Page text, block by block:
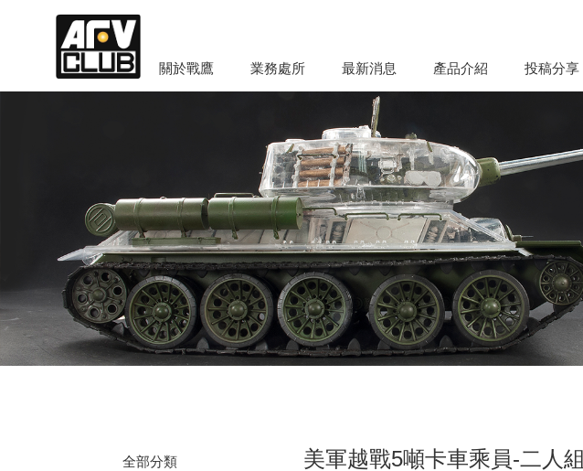
關於戰鷹 業務處所 最新消息 產品介紹 投稿分享
全部分類 美軍越戰5噸卡車乘員-二人組